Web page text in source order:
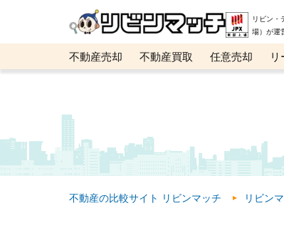
リビン・
場）が
不動産売却 不動産買取 任意売却
メタ住宅展示場
ベスト不動産カンパニー
不動産の比較サイト リビンマッチ リビン